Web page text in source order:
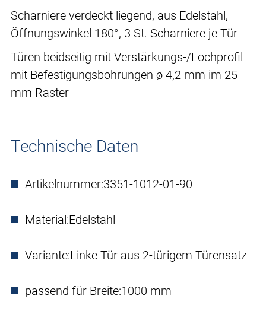
Scharniere verdeckt liegend, aus Edelstahl,
Öffnungswinkel 180°, 3 St. Scharniere je Tür
Türen beidseitig mit Verstärkungs-/Lochprofil
mit Befestigungsbohrungen ø 4,2 mm im 25
mm Raster
Technische Daten
Artikelnummer:3351-1012-01-90
Material:Edelstahl
Variante:Linke Tür aus 2-türigem Türensatz
passend für Breite:1000 mm